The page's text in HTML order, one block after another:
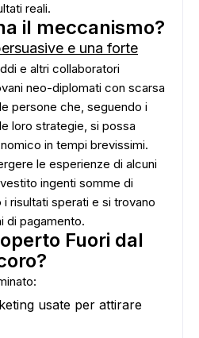
reali.
il meccanismo?
e una forte
e altri collaboratori
neo-diplomati con scarsa
persone che, seguendo i
loro strategie, si possa
in tempi brevissimi.
le esperienze di alcuni
ingenti somme di
risultati sperati e si trovano
di pagamento.
Fuori dal
usate per attirare